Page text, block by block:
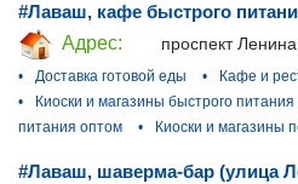
#Лаваш, кафе быстрого
Адрес:
проспект
•
Доставка готовой еды •
Кафе и
•
Киоски и магазины быстрого питания
питания оптом
• Киоски и магазины
#Лаваш, шаверма-бар (улица